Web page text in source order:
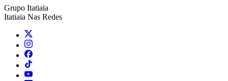
Grupo Itatiaia
Itatiaia Nas Redes